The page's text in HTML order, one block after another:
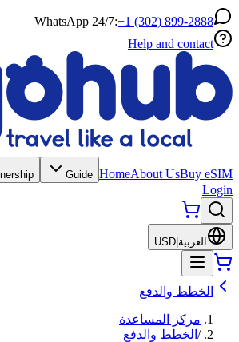
WhatsApp 24/7:+1 (302) 899-2888
Help and contact
HomeAbout UsBuy eSIM
Guide
Login
العربية USD
الخطط والدفع
مركز المساعدة
/ الخطط والدفع